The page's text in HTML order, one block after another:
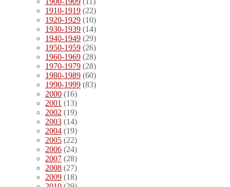
1910-1919 (22)
1920-1929 (10)
1930-1939 (14)
1940-1949 (29)
1950-1959 (26)
1960-1969 (28)
1970-1979 (28)
1980-1989 (60)
1990-1999 (83)
2000 (16)
2001 (13)
2002 (19)
2003 (14)
2004 (19)
2005 (22)
2006 (24)
2007 (28)
2008 (27)
2009 (18)